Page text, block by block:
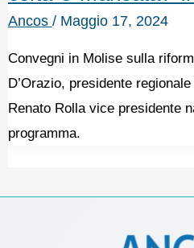
Ancos / Maggio 17, 2024
Convegni in Molise sulla
D’Orazio, presidente
Renato Rolla vice presidente
programma.